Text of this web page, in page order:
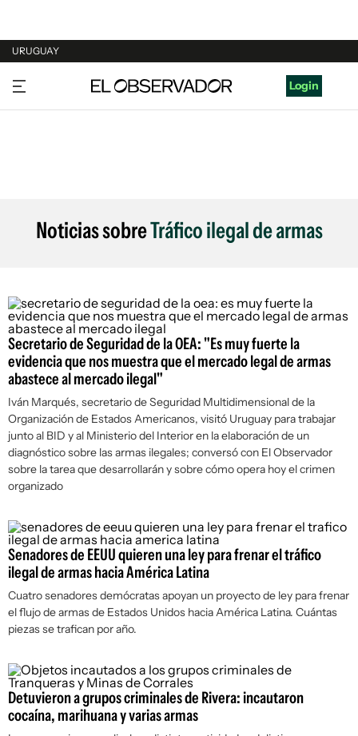
URUGUAY
URUGUAY
ARGENTINA
Login
Noticias sobreTráfico ilegal de armas
Secretario de Seguridad de la OEA: "Es muy fuerte la
evidencia que nos muestra que el mercado legal de armas
abastece al mercado ilegal"
Iván Marqués, secretario de Seguridad Multidimensional de la
Organización de Estados Americanos, visitó Uruguay para trabajar
junto al BID y al Ministerio del Interior en la elaboración de un
diagnóstico sobre las armas ilegales; conversó con El Observador
sobre la tarea que desarrollarán y sobre cómo opera hoy el crimen
organizado
Senadores de EEUU quieren una ley para frenar el tráfico
ilegal de armas hacia América Latina
Cuatro senadores demócratas apoyan un proyecto de ley para frenar
el flujo de armas de Estados Unidos hacia América Latina. Cuántas
piezas se trafican por año.
Detuvieron a grupos criminales de Rivera: incautaron
cocaína, marihuana y varias armas